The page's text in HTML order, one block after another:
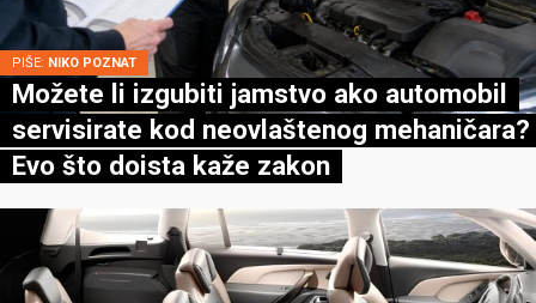
PIŠE: NIKO POZNAT
Možete li izgubiti jamstvo ako automobil
servisirate kod neovlaštenog mehaničara?
Evo što doista kaže zakon